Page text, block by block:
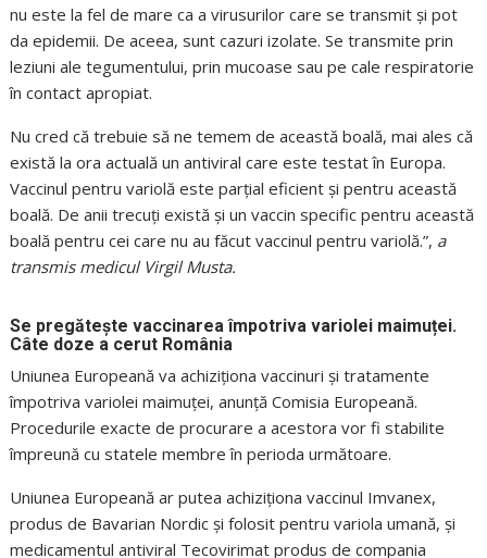
nu este la fel de mare ca a virusurilor care se transmit și pot
da epidemii. De aceea, sunt cazuri izolate. Se transmite prin
leziuni ale tegumentului, prin mucoase sau pe cale respiratorie
în contact apropiat.
Nu cred că trebuie să ne temem de această boală, mai ales că
există la ora actuală un antiviral care este testat în Europa.
Vaccinul pentru variolă este parțial eficient și pentru această
boală. De anii trecuți există și un vaccin specific pentru această
boală pentru cei care nu au făcut vaccinul pentru variolă.”, a
transmis medicul Virgil Musta.
Se pregătește vaccinarea împotriva variolei maimuței.
Câte doze a cerut România
Uniunea Europeană va achiziționa vaccinuri şi tratamente
împotriva variolei maimuţei, anunţă Comisia Europeană.
Procedurile exacte de procurare a acestora vor fi stabilite
împreună cu statele membre în perioda următoare.
Uniunea Europeană ar putea achiziţiona vaccinul Imvanex,
produs de Bavarian Nordic şi folosit pentru variola umană, şi
medicamentul antiviral Tecovirimat produs de compania